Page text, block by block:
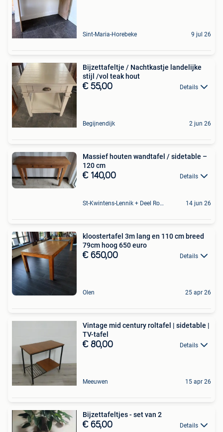
Sint-Maria-Horebeke 9 jul 26
Bijzettafeltje / Nachtkastje landelijke
stijl /vol teak hout
€ 55,00 Details
Begijnendijk 2 jun 26
Massief houten wandtafel / sidetable –
120 cm
€ 140,00 Details
St-Kwintens-Lennik + Deel Roosdaal 14 jun 26
kloostertafel 3m lang en 110 cm breed
79cm hoog 650 euro
€ 650,00 Details
Olen 25 apr 26
Vintage mid century roltafel | sidetable |
TV-tafel
€ 80,00 Details
Meeuwen 15 apr 26
Bijzettafeltjes - set van 2
€ 65,00 Details